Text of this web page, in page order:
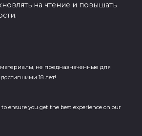
на чтение и повышать
не предназначенные для
18 лет!
to ensure you get the best experience on our